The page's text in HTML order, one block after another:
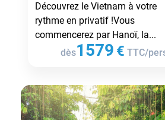
Découvrez le Vietnam à votre
rythme en privatif !Vous
commencerez par Hanoï, la...
dès1579 € TTC/